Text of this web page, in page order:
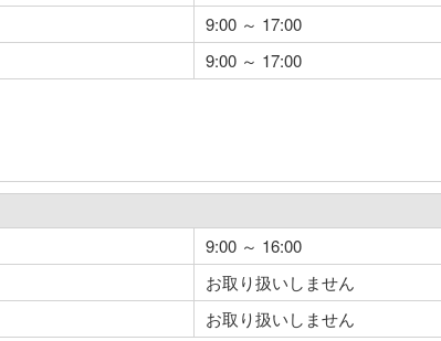
9:00 ～ 17:00
9:00 ～ 17:00
9:00 ～ 16:00
お取り扱いしません
お取り扱いしません